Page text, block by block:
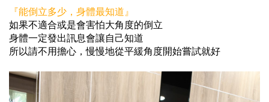
『能倒立多少，身體最知道』
如果不適合或是會害怕大角度的倒立
身體一定發出訊息會讓自己知道
所以請不用擔心，慢慢地從平緩角度開始嘗試就好